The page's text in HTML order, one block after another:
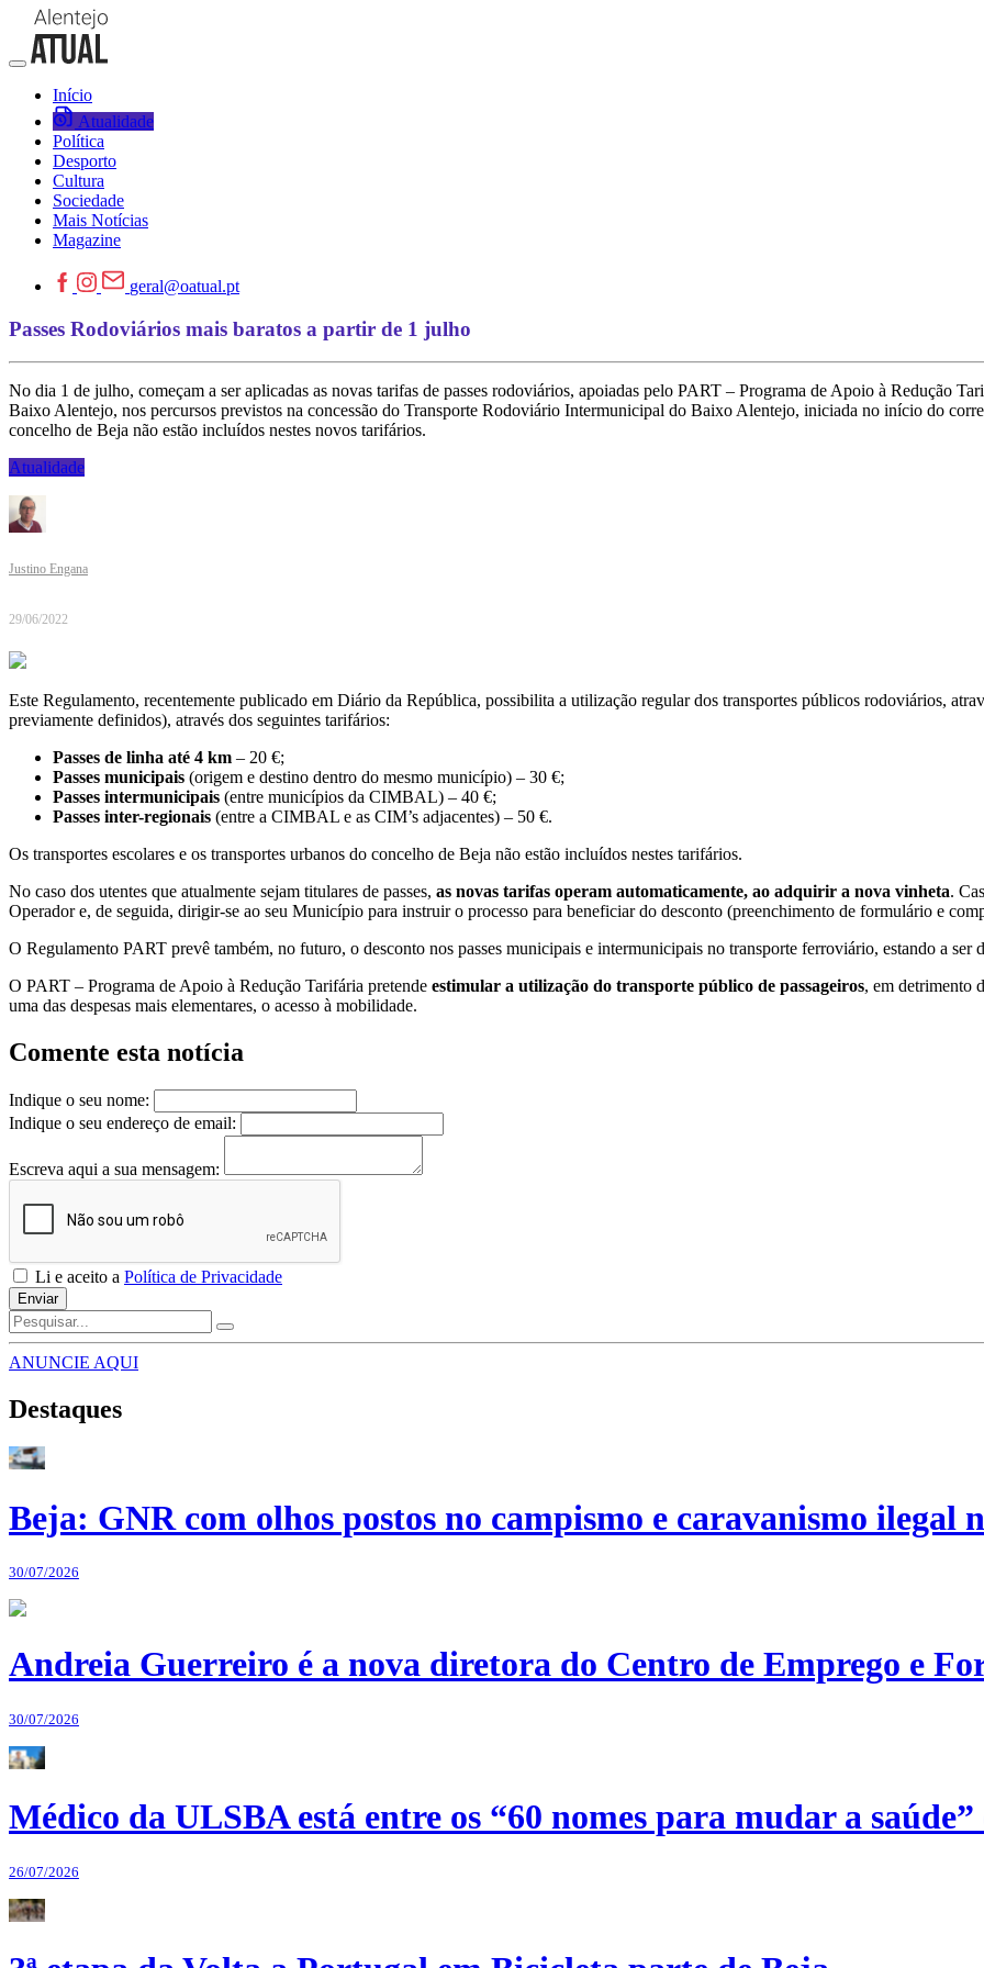
Início
Atualidade
Política
Desporto
Cultura
Sociedade
Mais Notícias
Magazine
geral@oatual.pt
Passes Rodoviários mais baratos a partir de 1 julho
No dia 1 de julho, começam a ser aplicadas as novas tarifas de passes rodoviários, apoiadas pelo PART – Programa de Apoio à Redução
Baixo Alentejo, nos percursos previstos na concessão do Transporte Rodoviário Intermunicipal do Baixo Alentejo, iniciada no início do
concelho de Beja não estão incluídos nestes novos tarifários.
Atualidade
Justino Engana
29/06/2022
Este Regulamento, recentemente publicado em Diário da República, possibilita a utilização regular dos transportes públicos rodoviários,
previamente definidos), através dos seguintes tarifários:
Passes de linha até 4 km – 20 €;
Passes municipais (origem e destino dentro do mesmo município) – 30 €;
Passes intermunicipais (entre municípios da CIMBAL) – 40 €;
Passes inter-regionais (entre a CIMBAL e as CIM’s adjacentes) – 50 €.
Os transportes escolares e os transportes urbanos do concelho de Beja não estão incluídos nestes tarifários.
No caso dos utentes que atualmente sejam titulares de passes, as novas tarifas operam automaticamente, ao adquirir a nova vinheta.
Operador e, de seguida, dirigir-se ao seu Município para instruir o processo para beneficiar do desconto (preenchimento de formulário e
O Regulamento PART prevê também, no futuro, o desconto nos passes municipais e intermunicipais no transporte ferroviário, estando a ser
O PART – Programa de Apoio à Redução Tarifária pretende estimular a utilização do transporte público de passageiros, em detrimento
uma das despesas mais elementares, o acesso à mobilidade.
Comente esta notícia
Indique o seu nome:
Indique o seu endereço de email:
Escreva aqui a sua mensagem:
Li e aceito a Política de Privacidade
Enviar
ANUNCIE AQUI
Destaques
Beja: GNR com olhos postos no campismo e caravanismo ilegal
30/07/2026
Andreia Guerreiro é a nova diretora do Centro de Emprego e
30/07/2026
Médico da ULSBA está entre os “60 nomes para mudar a
26/07/2026